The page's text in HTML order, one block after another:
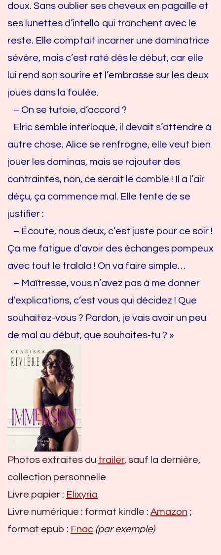
doux. Sans oublier ses cheveux en pagaille et
ses lunettes d’intello qui tranchent avec le
reste. Elle comptait incarner une dominatrice
sévère, mais c’est raté dès le début, car elle
lui rend son sourire et l’embrasse sur les deux
joues dans la foulée.
– On se tutoie, d’accord ?
Elric semble interloqué, il devait s’attendre à
autre chose. Alice se renfrogne, elle veut bien
jouer les dominas, mais se rajouter des
contraintes, non, ce serait le comble ! Il a l’air
déçu, ça commence mal. Elle tente de se
justifier :
– Écoute, nous deux, c’est juste pour ce soir !
Ça me fatigue d’avoir des échanges pompeux
avec tout le tralala ! On va faire simple…
– Maîtresse, vous n’avez pas à me donner
d’explications, c’est vous qui décidez ! Que
souhaitez-vous ? Pardon, je vais avoir un peu
de mal au début, que souhaites-tu ? »
Photos extraites du trailer, sauf la dernière,
collection personnelle
Livre papier : Elixyria
Livre numérique : format kindle : Amazon ;
format epub : Fnac (par exemple)